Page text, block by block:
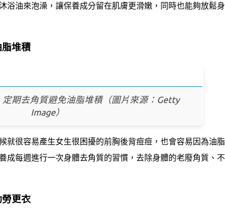
浴油來泡澡，讓保養成分留在肌膚更滑嫩，同時也能夠放鬆
堆積
期去角質避免油脂堆積（圖片來源：Getty
Image）
就很容易產生女生很困擾的前胸後背痘痘，也會容易因為油
成每週進行一次身體去角質的習慣，去除身體的老廢角質、
更衣